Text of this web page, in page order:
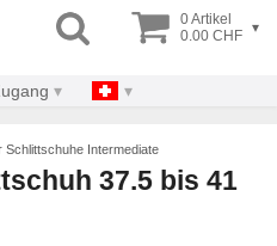
0 Artikel
0.00 CHF ▾
Schlittschuhe Intermediate
37.5 bis 41